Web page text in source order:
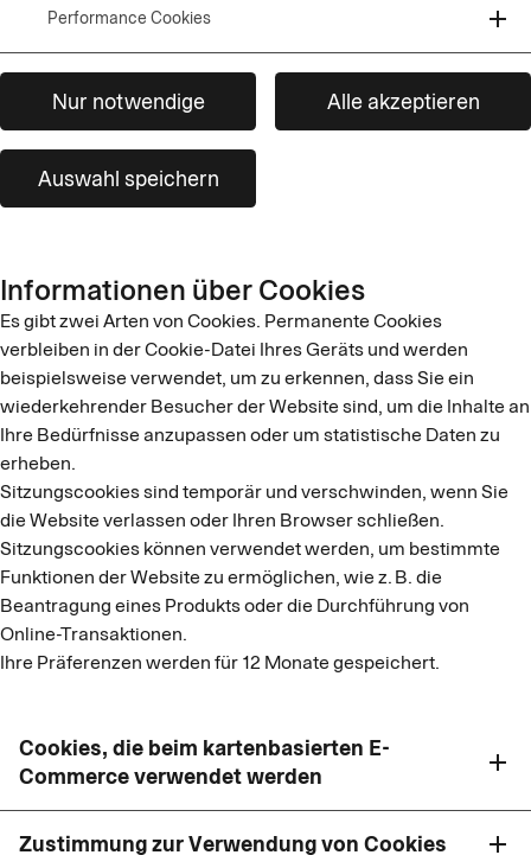
Performance Cookies add
Nur notwendige Alle akzeptieren
Auswahl speichern
Informationen über Cookies
Es gibt zwei Arten von Cookies. Permanente Cookies
verbleiben in der Cookie-Datei Ihres Geräts und werden
beispielsweise verwendet, um zu erkennen, dass Sie ein
wiederkehrender Besucher der Website sind, um die Inhalte an
Ihre Bedürfnisse anzupassen oder um statistische Daten zu
erheben.
Sitzungscookies sind temporär und verschwinden, wenn Sie
die Website verlassen oder Ihren Browser schließen.
Sitzungscookies können verwendet werden, um bestimmte
Funktionen der Website zu ermöglichen, wie z. B. die
Beantragung eines Produkts oder die Durchführung von
Online-Transaktionen.
Ihre Präferenzen werden für 12 Monate gespeichert.
Cookies, die beim kartenbasierten E-
Commerce verwendet werden
add
Zustimmung zur Verwendung von Cookies add